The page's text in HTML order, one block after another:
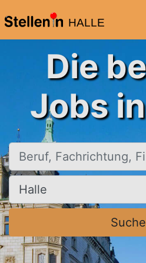
HALLE
Die
Jobs
Beruf, Fachrichtung, Firma
Ort, Stadt